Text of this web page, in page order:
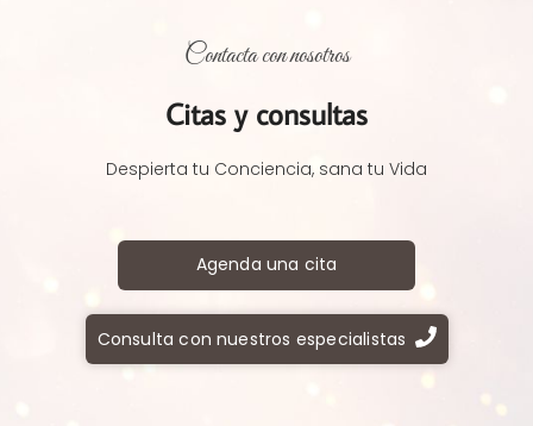
Contacta con nosotros
Citas y consultas
Despierta tu Conciencia, sana tu Vida
Agenda una cita
Consulta con nuestros especialistas